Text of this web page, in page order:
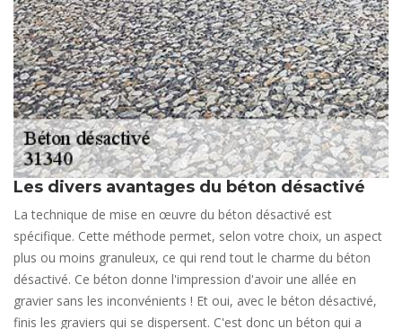
Les divers avantages du béton désactivé
La technique de mise en œuvre du béton désactivé est
spécifique. Cette méthode permet, selon votre choix, un aspect
plus ou moins granuleux, ce qui rend tout le charme du béton
désactivé. Ce béton donne l'impression d'avoir une allée en
gravier sans les inconvénients ! Et oui, avec le béton désactivé,
finis les graviers qui se dispersent. C'est donc un béton qui a